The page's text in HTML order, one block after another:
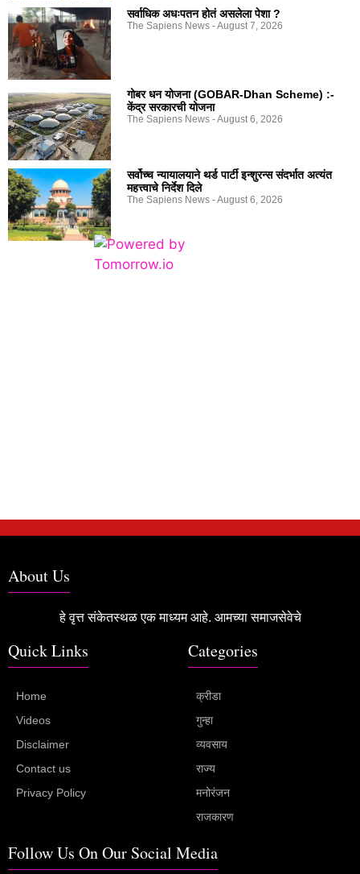
सर्वाधिक अधःपतन होतं असलेला पेशा ?
The Sapiens News August 7, 2026
गोबर धन योजना (GOBAR-Dhan Scheme) :-
केंद्र सरकारची योजना
The Sapiens News August 6, 2026
सर्वोच्च न्यायालयाने थर्ड पार्टी इन्शुरन्स संदर्भात अत्यंत
महत्त्वाचे निर्देश दिले
The Sapiens News August 6, 2026
About Us
हे वृत्त संकेतस्थळ एक माध्यम आहे. आमच्या समाजसेवेचे
Quick Links
Home
Videos
Disclaimer
Contact us
Privacy Policy
Categories
क्रीडा
गुन्हा
व्यवसाय
राज्य
मनोरंजन
राजकारण
Follow Us On Our Social Media